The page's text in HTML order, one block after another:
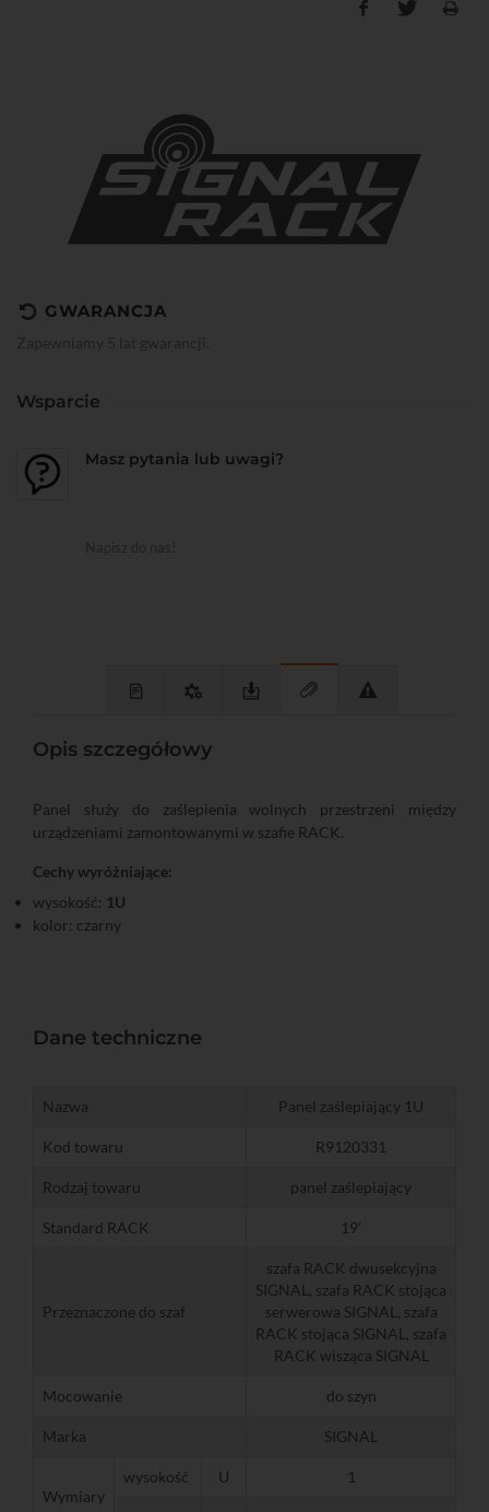
GWARANCJA
Wsparcie
Masz pytania lub uwagi?
Opis szczegółowy
Panel służy do zaślepienia wolnych przestrzeni między
urządzeniami zamontowanymi w szafie RACK.
Cechy wyróżniające:
wysokość: 1U
kolor: czarny
Dane techniczne
Nazwa Panel zaślepiający 1U
Kod towaru R9120331
Rodzaj towaru panel zaślepiający
Standard RACK 19'
Przeznaczone do szaf
szafa RACK dwusekcyjna
SIGNAL, szafa RACK stojąca
serwerowa SIGNAL, szafa
RACK stojąca SIGNAL, szafa
RACK wisząca SIGNAL
Mocowanie do szyn
Marka SIGNAL
Wymiary
wysokość U 1